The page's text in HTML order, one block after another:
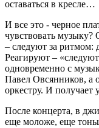
оставаться в кресле…
И все это - черное
чувствовать
– следуют за ритмом:
Реагируют –
одновременно с
Павел Овсянников, а
оркестру. И получает
После концерта, в
еще моложе, еще